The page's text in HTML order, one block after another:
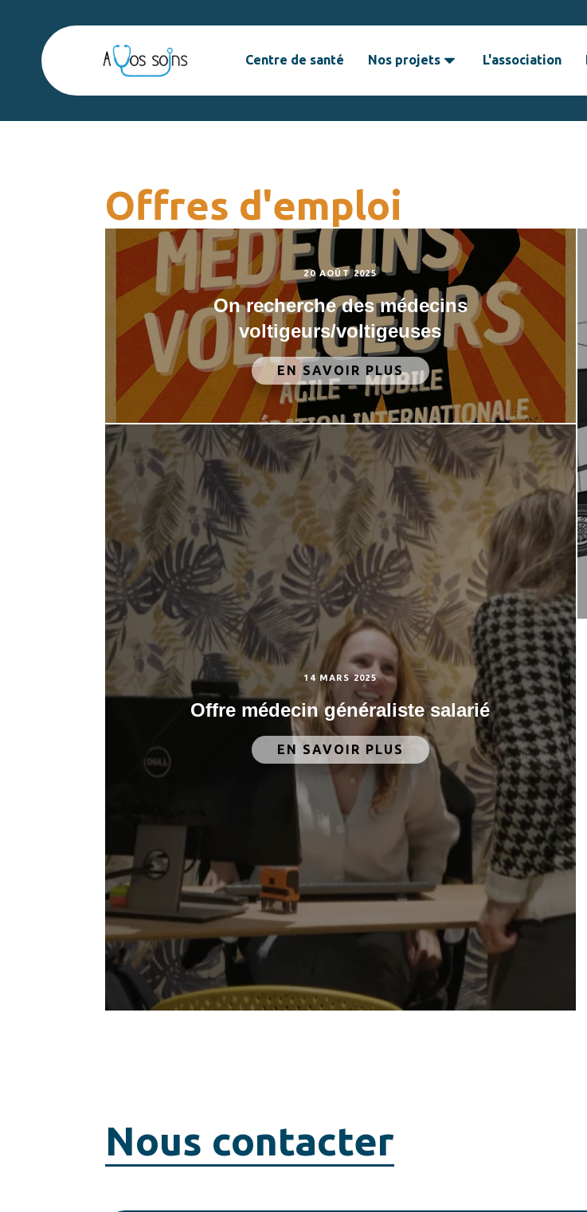
Centre de santé Nos projets L'association
Offres d'emploi
20 AOÛT 2025
On recherche des médecins
voltigeurs/voltigeuses
EN SAVOIR PLUS
14 MARS 2025
Offre médecin généraliste salarié
EN SAVOIR PLUS
Nous contacter